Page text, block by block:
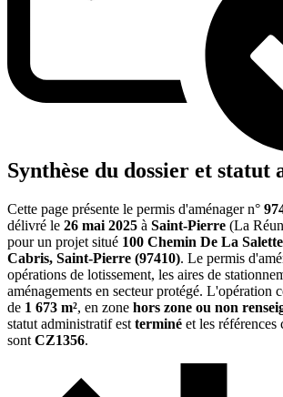
Synthèse du dossier et
Cette page présente le permis d'aménager n°
délivré le 26 mai 2025 à Saint-Pierre (La
pour un projet situé 100 Chemin De La
Cabris, Saint-Pierre (97410). Le permis
opérations de lotissement, les aires de
aménagements en secteur protégé. L'opération
de 1 673 m², en zone hors zone ou non
statut administratif est terminé et les références
sont CZ1356.